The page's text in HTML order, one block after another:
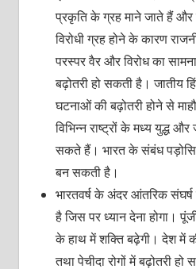
प्रकृति के ग्रह माने जाते हैं और
विरोधी ग्रह होने के कारण
परस्पर वैर और विरोध का
बढ़ोतरी हो सकती है। जातीय
घटनाओं की बढ़ोतरी होने से
विभिन्न राष्ट्रों के मध्य युद्ध
सकते हैं। भारत के संबंध
बन सकती है।
भारतवर्ष के अंदर आंतरिक
है जिस पर ध्यान देना होगा।
के हाथ में शक्ति बढ़ेगी। देश में
तथा पेचीदा रोगों में बढ़ोतरी